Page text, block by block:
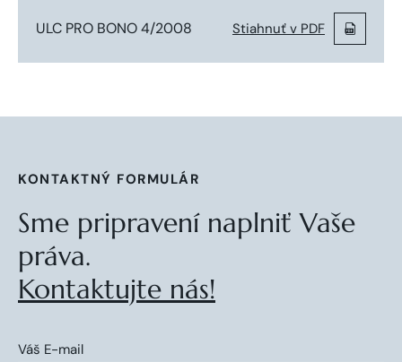
ULC PRO BONO 4/2008 Stiahnuť v PDF
KONTAKTNÝ FORMULÁR
Sme pripravení naplniť Vaše
práva.
Kontaktujte nás!
Váš E-mail